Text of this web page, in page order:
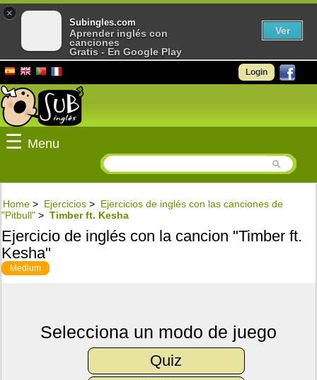
Login
☰ Menu
Home > Ejercicios > Ejercicios de inglés con las canciones de
"Pitbull" > Timber ft. Kesha
Ejercicio de inglés con la cancion "Timber ft.
Kesha"
Medium
Selecciona un modo de juego
Quiz
×
Subingles.com
Aprender inglés con
canciones
Gratis - En Google Play
Ver